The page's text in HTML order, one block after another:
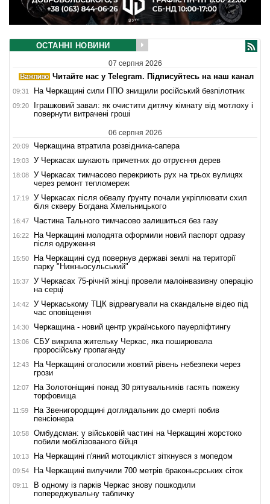
ОСТАННІ НОВИНИ
07 серпня 2026
Читайте нас у Telegram. Підписуйтесь на наш канал
09:31 На Черкащині сили ППО знищили російський безпілотник
09:20
Іграшковий завал: як очистити дитячу кімнату від мотлоху і
повернути витрачені гроші
06 серпня 2026
20:09 Черкащина втратила розвідника-сапера
19:03 У Черкасах шукають причетних до отруєння дерев
18:08
У Черкасах тимчасово перекриють рух на трьох вулицях
через ремонт тепломереж
17:19
У Черкасах після обвалу ґрунту почали укріплювати схил
біля скверу Богдана Хмельницького
16:47 Частина Тального тимчасово залишиться без газу
16:22
На Черкащині молодята оформили новий паспорт одразу
після одруження
15:50
На Черкащині суд повернув державі землі на території
парку "Нижньосульський"
15:37
У Черкасах 75-річній жінці провели малоінвазивну операцію
на серці
14:42
У Черкаському ТЦК відреагували на скандальне відео під
час оповіщення
14:30 Черкащина - новий центр українського пауерліфтингу
13:06
СБУ викрила жительку Черкас, яка поширювала
проросійську пропаганду
12:43
На Черкащині оголосили жовтий рівень небезпеки через
грози
12:07
На Золотоніщині понад 30 рятувальників гасять пожежу
торфовища
11:59
На Звенигородщині доглядальник до смерті побив
пенсіонера
10:58
Омбудсман: у військовій частині на Черкащині жорстоко
побили мобілізованого бійця
10:13 На Черкащині п'яний мотоцикліст зіткнувся з мопедом
09:54 На Черкащині вилучили 700 метрів браконьєрських сіток
09:11
В одному із парків Черкас знову пошкодили
попереджувальну табличку